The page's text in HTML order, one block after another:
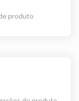
produto